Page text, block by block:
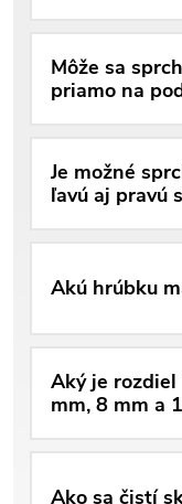
Môže sa
priamo na
Je možné
ľavú aj pravú
Akú hrúbku
Aký je
mm, 8 mm a
Ako sa čistí